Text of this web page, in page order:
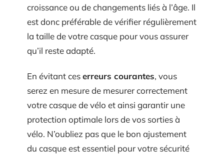
croissance ou de changements liés à l’âge. Il
est donc préférable de vérifier régulièrement
la taille de votre casque pour vous assurer
qu’il reste adapté.
En évitant ceserreurs courantes, vous
serez en mesure de mesurer correctement
votre casque de vélo et ainsi garantir une
protection optimale lors de vos sorties à
vélo. N’oubliez pas que le bon ajustement
du casque est essentiel pour votre sécurité